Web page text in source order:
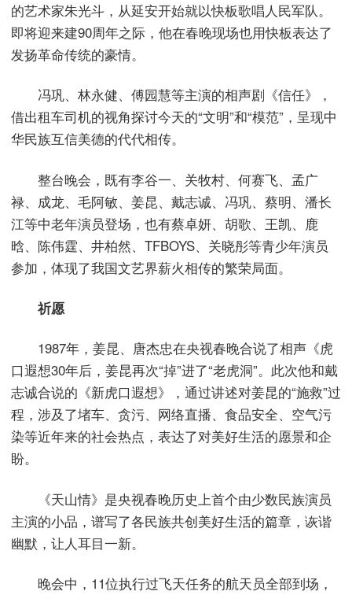
的艺术家朱光斗，从延安开始就以快板歌唱人民军队。
即将迎来建90周年之际，他在春晚现场也用快板表达了
发扬革命传统的豪情。
冯巩、林永健、傅园慧等主演的相声剧《信任》，
借出租车司机的视角探讨今天的“文明”和“模范”，呈现中
华民族互信美德的代代相传。
整台晚会，既有李谷一、关牧村、何赛飞、孟广
禄、成龙、毛阿敏、姜昆、戴志诚、冯巩、蔡明、潘长
江等中老年演员登场，也有蔡卓妍、胡歌、王凯、鹿
晗、陈伟霆、井柏然、TFBOYS、关晓彤等青少年演员
参加，体现了我国文艺界薪火相传的繁荣局面。
祈愿
1987年，姜昆、唐杰忠在央视春晚合说了相声《虎
口遐想30年后，姜昆再次“掉”进了“老虎洞”。此次他和戴
志诚合说的《新虎口遐想》，通过讲述对姜昆的“施救”过
程，涉及了堵车、贪污、网络直播、食品安全、空气污
染等近年来的社会热点，表达了对美好生活的愿景和企
盼。
《天山情》是央视春晚历史上首个由少数民族演员
主演的小品，谱写了各民族共创美好生活的篇章，诙谐
幽默，让人耳目一新。
晚会中，11位执行过飞天任务的航天员全部到场，